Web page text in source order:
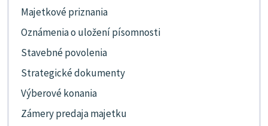
Majetkové priznania
Oznámenia o uložení písomnosti
Stavebné povolenia
Strategické dokumenty
Výberové konania
Zámery predaja majetku